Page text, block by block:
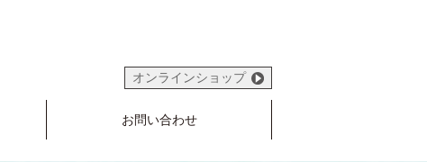
オンラインショップ
お問い合わせ